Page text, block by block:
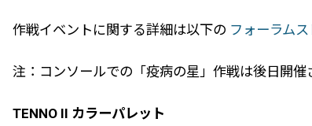
作戦イベントに関する詳細は以下の フォーラムス
注：コンソールでの「疫病の星」作戦は後日開催
TENNO II カラーパレット